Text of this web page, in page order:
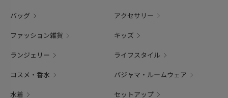
バッグ アクセサリー
ファッション雑貨 キッズ
ランジェリー ライフスタイル
コスメ・香水 パジャマ・ルームウェア
水着 セットアップ